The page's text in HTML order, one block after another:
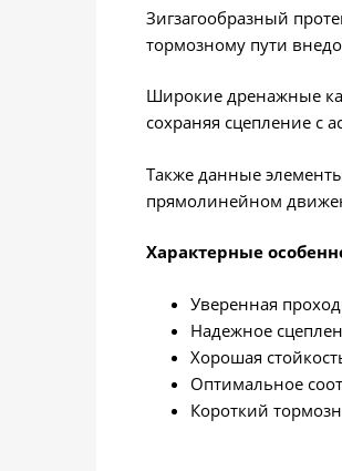
Зигзагообразный
тормозному пути
Широкие дренажные
сохраняя сцепление с
Также данные
прямолинейном
Характерные
Уверенная
Надежное
Хорошая
Оптимальное
Короткий